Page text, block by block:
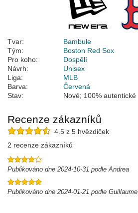
Tvar:
Bambule
Tým:
Boston Red Sox
Pro koho:
Dospělí
Návrh:
Unisex
Liga:
MLB
Barva:
Červená
Stav:
Nové; 100% autentické
Recenze zákazníků
4.5 z 5 hvězdiček
2 recenze zákazníků
Publikováno dne 2024-10-31 podle Andrea
Publikováno dne 2024-01-21 podle Guillaume